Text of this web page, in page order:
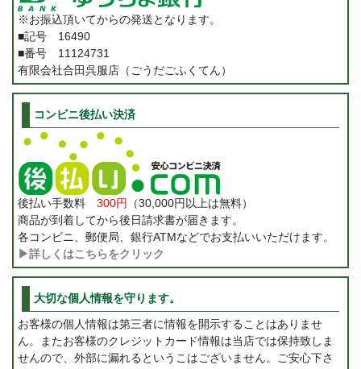
※お振込頂いてからの発送となります。
■記号 16490
■番号 11124731
有限会社合田呉服店（ごうだごふくてん）
コンビニ後払い決済
後払い手数料 300円
（30,000円以上は無料）
商品が到着してから後日請求書が届きます。
各コンビニ、郵便局、銀行ATMなどでお支払いいただけます。
▶詳しくはこちらをクリック
大切な個人情報を守ります。
お客様の個人情報は第三者に情報を開示することはありませ
ん。またお客様のクレジットカード情報は当店では保持致しま
せんので、外部に漏れるというこはございません。ご安心下さ